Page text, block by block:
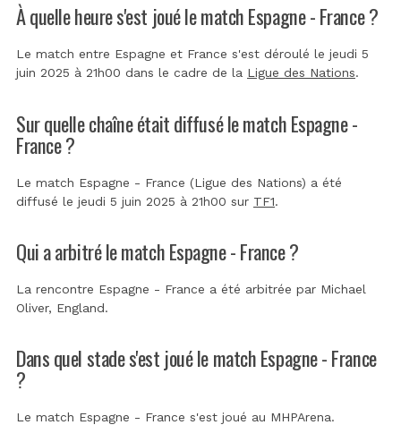
À quelle heure s'est joué le match Espagne - France ?
Le match entre Espagne et France s'est déroulé le jeudi 5
juin 2025 à 21h00 dans le cadre de la Ligue des Nations.
Sur quelle chaîne était diffusé le match Espagne -
France ?
Le match Espagne - France (Ligue des Nations) a été
diffusé le jeudi 5 juin 2025 à 21h00 sur TF1.
Qui a arbitré le match Espagne - France ?
La rencontre Espagne - France a été arbitrée par Michael
Oliver, England.
Dans quel stade s'est joué le match Espagne - France
?
Le match Espagne - France s'est joué au MHPArena.